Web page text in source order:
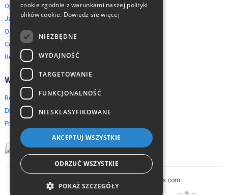
Opinie naszych klientów
Jak rezerwować?
O EuropeMountains.com
Cookies, Prywatność, Bezpieczeństwo
Regulamin
Współpraca
Rezerwacja grupowa
Dla agentów turystycznych
Program partnerski
Copyright © 2005-2026 europe-mountains.com
cookie zgodnie z warunkami naszej polityki
plików cookie. Dowiedz się więcej
NIEZBĘDNE
WYDAJNOŚĆ
TARGETOWANIE
FUNKCJONALNOŚĆ
NIESKLASYFIKOWANE
AKCEPTUJ WSZYSTKIE
ODRZUĆ WSZYSTKIE
POKAŻ SZCZEGÓŁY